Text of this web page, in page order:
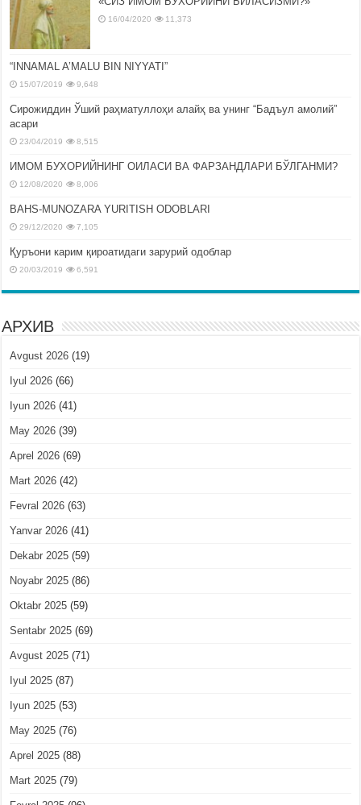
16/04/2020 11,373
“INNAMAL A’MALU BIN NIYYATI”
15/07/2019 9,648
Сирожиддин Ўший раҳматуллоҳи алайҳ ва унинг “Бадъул амолий”
асари
23/04/2019 8,515
ИМОМ БУХОРИЙНИНГ ОИЛАСИ ВА ФАРЗАНДЛАРИ БЎЛГАНМИ?
12/08/2020 8,006
BAHS-MUNOZARA YURITISH ODOBLARI
29/12/2020 7,105
Қуръони карим қироатидаги зарурий одоблар
20/03/2019 6,591
АРХИВ
Avgust 2026 (19)
Iyul 2026 (66)
Iyun 2026 (41)
May 2026 (39)
Aprel 2026 (69)
Mart 2026 (42)
Fevral 2026 (63)
Yanvar 2026 (41)
Dekabr 2025 (59)
Noyabr 2025 (86)
Oktabr 2025 (59)
Sentabr 2025 (69)
Avgust 2025 (71)
Iyul 2025 (87)
Iyun 2025 (53)
May 2025 (76)
Aprel 2025 (88)
Mart 2025 (79)